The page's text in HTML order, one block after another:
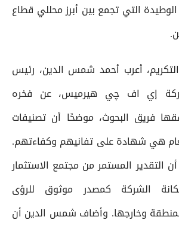
التي تجمع بين أبرز محللي قطاع
أعرب أحمد شمس الدين، رئيس
إي اف چي هيرميس، عن فخره
فريق البحوث، موضحًا أن تصنيفات
هي شهادة على تفانيهم وكفاءتهم.
التقدير المستمر من مجتمع الاستثمار
الشركة كمصدر موثوق للرؤى
وخارجها. وأضاف شمس الدين أن